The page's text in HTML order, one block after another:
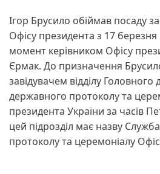
Ігор Брусило обіймав посаду
Офісу президента з 17
момент керівником Офісу
Єрмак. До призначення
завідувачем відділу
державного протоколу та
президента України за часів
цей підрозділ має назву
протоколу та церемоніалу